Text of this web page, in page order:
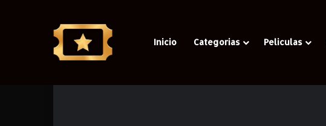
Inicio Categorias Peliculas